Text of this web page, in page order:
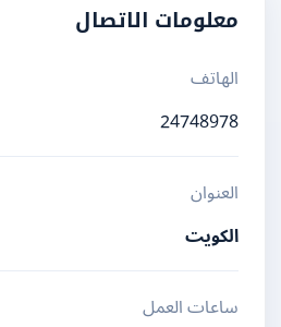
معلومات الاتصال
الهاتف
24748978
العنوان
الكويت
ساعات العمل